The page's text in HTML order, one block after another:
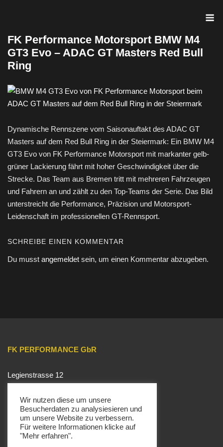
FK Performance Motorsport BMW M4
GT3 Evo – ADAC GT Masters Red Bull
Ring
Dynamische Rennszene vom Saisonauftakt des ADAC GT
Masters auf dem Red Bull Ring in der Steiermark: Ein BMW M4
GT3 Evo von FK Performance Motorsport mit markanter gelb-
grüner Lackierung fährt mit hoher Geschwindigkeit über die
Strecke. Das Team aus Bremen tritt mit mehreren Fahrzeugen
und Fahrern an und zählt zu den Top-Teams der Serie. Das Bild
unterstreicht die Performance, Präzision und Motorsport-
Leidenschaft im professionellen GT-Rennsport.
SCHREIBE EINEN KOMMENTAR
Du musst angemeldet sein, um einen Kommentar abzugeben.
FK PERFORMANCE GbR
Legienstrasse 12
📞 +49 421 333110 37
✉️ office@fk-performance.com
Wir nutzen diese um unsere
Besucherdaten zu analysiesieren und
um unsere Website zu verbessern.
Für weitere Informationen klicke auf
"Mehr erfahren".